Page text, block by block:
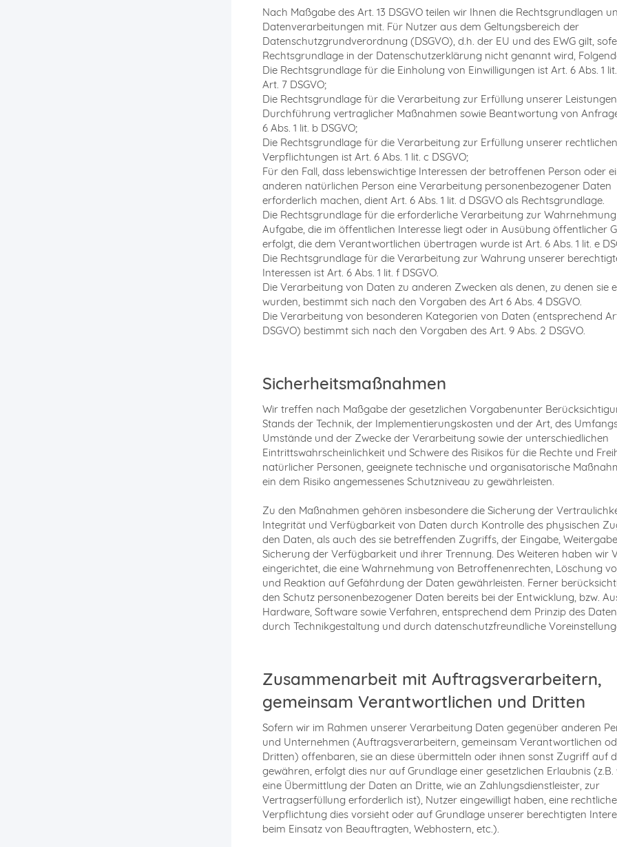
Nach Maßgabe des Art. 13 DSGVO teilen wir Ihnen die Rechtsgrundlagen
Datenverarbeitungen mit. Für Nutzer aus dem Geltungsbereich der
Datenschutzgrundverordnung (DSGVO), d.h. der EU und des EWG gilt,
Rechtsgrundlage in der Datenschutzerklärung nicht genannt wird,
Die Rechtsgrundlage für die Einholung von Einwilligungen ist Art. 6 Abs. 1
Art. 7 DSGVO;
Die Rechtsgrundlage für die Verarbeitung zur Erfüllung unserer
Durchführung vertraglicher Maßnahmen sowie Beantwortung von
6 Abs. 1 lit. b DSGVO;
Die Rechtsgrundlage für die Verarbeitung zur Erfüllung unserer rechtlichen
Verpflichtungen ist Art. 6 Abs. 1 lit. c DSGVO;
Für den Fall, dass lebenswichtige Interessen der betroffenen Person oder
anderen natürlichen Person eine Verarbeitung personenbezogener Daten
erforderlich machen, dient Art. 6 Abs. 1 lit. d DSGVO als Rechtsgrundlage.
Die Rechtsgrundlage für die erforderliche Verarbeitung zur
Aufgabe, die im öffentlichen Interesse liegt oder in Ausübung öffentlicher
erfolgt, die dem Verantwortlichen übertragen wurde ist Art. 6 Abs. 1 lit. e
Die Rechtsgrundlage für die Verarbeitung zur Wahrung unserer
Interessen ist Art. 6 Abs. 1 lit. f DSGVO.
Die Verarbeitung von Daten zu anderen Zwecken als denen, zu denen sie
wurden, bestimmt sich nach den Vorgaben des Art 6 Abs. 4 DSGVO.
Die Verarbeitung von besonderen Kategorien von Daten (entsprechend
DSGVO) bestimmt sich nach den Vorgaben des Art. 9 Abs. 2 DSGVO.
Sicherheitsmaßnahmen
Wir treffen nach Maßgabe der gesetzlichen Vorgabenunter
Stands der Technik, der Implementierungskosten und der Art, des
Umstände und der Zwecke der Verarbeitung sowie der unterschiedlichen
Eintrittswahrscheinlichkeit und Schwere des Risikos für die Rechte und
natürlicher Personen, geeignete technische und organisatorische
ein dem Risiko angemessenes Schutzniveau zu gewährleisten.
Zu den Maßnahmen gehören insbesondere die Sicherung der
Integrität und Verfügbarkeit von Daten durch Kontrolle des physischen
den Daten, als auch des sie betreffenden Zugriffs, der Eingabe,
Sicherung der Verfügbarkeit und ihrer Trennung. Des Weiteren haben wir
eingerichtet, die eine Wahrnehmung von Betroffenenrechten, Löschung
und Reaktion auf Gefährdung der Daten gewährleisten. Ferner
den Schutz personenbezogener Daten bereits bei der Entwicklung, bzw.
Hardware, Software sowie Verfahren, entsprechend dem Prinzip des
durch Technikgestaltung und durch datenschutzfreundliche
Zusammenarbeit mit Auftragsverarbeitern,
gemeinsam Verantwortlichen und Dritten
Sofern wir im Rahmen unserer Verarbeitung Daten gegenüber anderen
und Unternehmen (Auftragsverarbeitern, gemeinsam Verantwortlichen
Dritten) offenbaren, sie an diese übermitteln oder ihnen sonst Zugriff auf
gewähren, erfolgt dies nur auf Grundlage einer gesetzlichen Erlaubnis (z.B.
eine Übermittlung der Daten an Dritte, wie an Zahlungsdienstleister, zur
Vertragserfüllung erforderlich ist), Nutzer eingewilligt haben, eine rechtliche
Verpflichtung dies vorsieht oder auf Grundlage unserer berechtigten
beim Einsatz von Beauftragten, Webhostern, etc.).